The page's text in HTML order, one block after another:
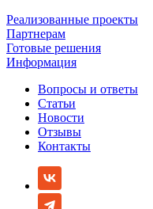
Реализованные проекты
Партнерам
Готовые решения
Информация
Вопросы и ответы
Статьи
Новости
Отзывы
Контакты